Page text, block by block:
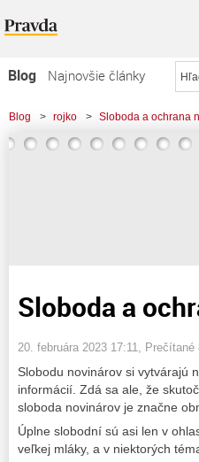
Blog
Najnovšie články
Najčítanejšie články
Najkomentovanejšie články
Blog > rojko > Sloboda a ochrana
Sloboda a
20. februára 2023 17:11 , Prečítané
Slobodu novinárov si vytvárajú
informácií. Zdá sa ale, že
sloboda novinárov je značne
Úplne slobodní sú asi len v
veľkej mláky, a v niektorých